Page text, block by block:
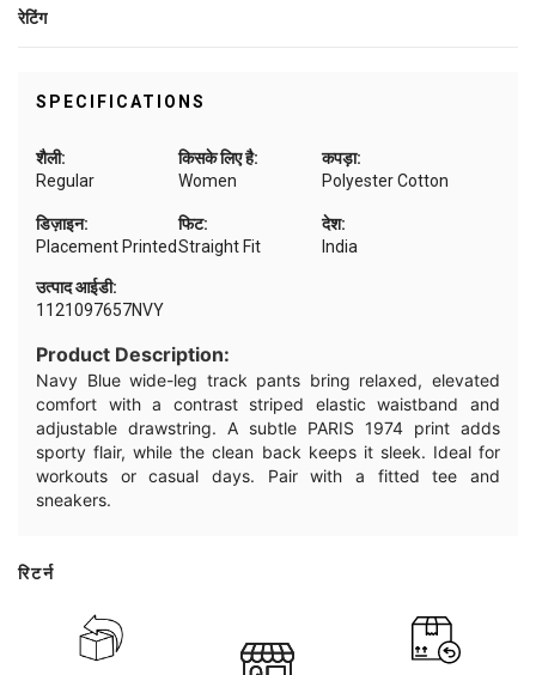
रेटिंग
SPECIFICATIONS
शैली:
Regular
किसके लिए है:
Women
कपड़ा:
Polyester Cotton
डिज़ाइन:
Placement Printed
फिट:
Straight Fit
देश:
India
उत्पाद आईडी:
1121097657NVY
Product Description:
Navy Blue wide-leg track pants bring relaxed, elevated
comfort with a contrast striped elastic waistband and
adjustable drawstring. A subtle PARIS 1974 print adds
sporty flair, while the clean back keeps it sleek. Ideal for
workouts or casual days. Pair with a fitted tee and
sneakers.
रिटर्न